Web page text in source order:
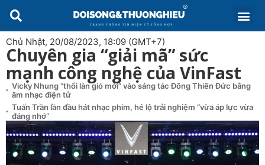
Chủ Nhật, 20/08/2023, 18:09 (GMT+7)
Chuyên gia “giải mã” sức
mạnh công nghệ của VinFast
Vicky Nhung “thổi làn gió mới” vào sáng tác Đông Thiên Đức bằng
âm nhạc điện tử
Tuấn Trần lần đầu hát nhạc phim, hé lộ trải nghiệm “vừa áp lực vừa
đáng nhớ”